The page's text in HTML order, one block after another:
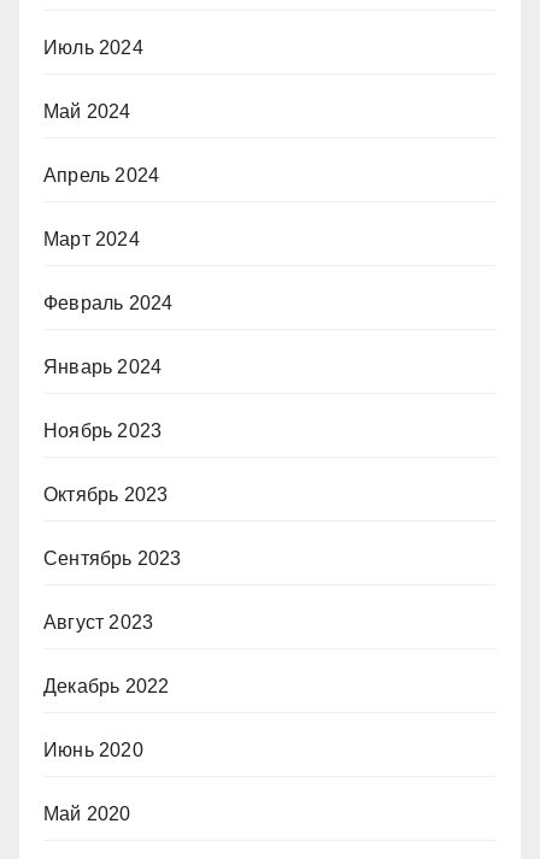
Июль 2024
Май 2024
Апрель 2024
Март 2024
Февраль 2024
Январь 2024
Ноябрь 2023
Октябрь 2023
Сентябрь 2023
Август 2023
Декабрь 2022
Июнь 2020
Май 2020